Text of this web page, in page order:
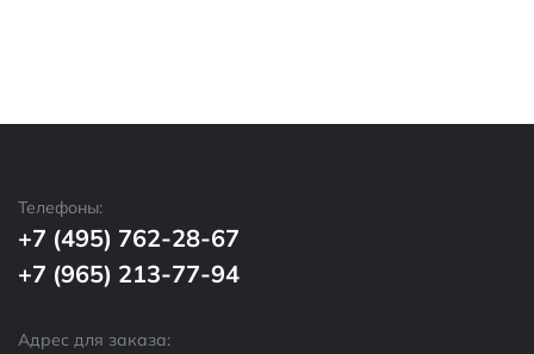
Телефоны:
+7 (495) 762-28-67
+7 (965) 213-77-94
Адрес для заказа: